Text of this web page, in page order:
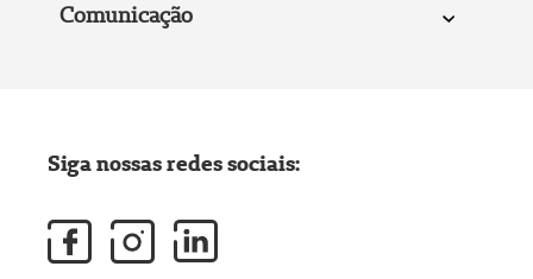
Comunicação
Siga nossas redes sociais: